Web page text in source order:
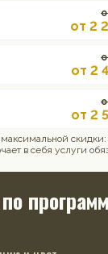
от 2
от 2
от 2
максимальной
в себя услуги